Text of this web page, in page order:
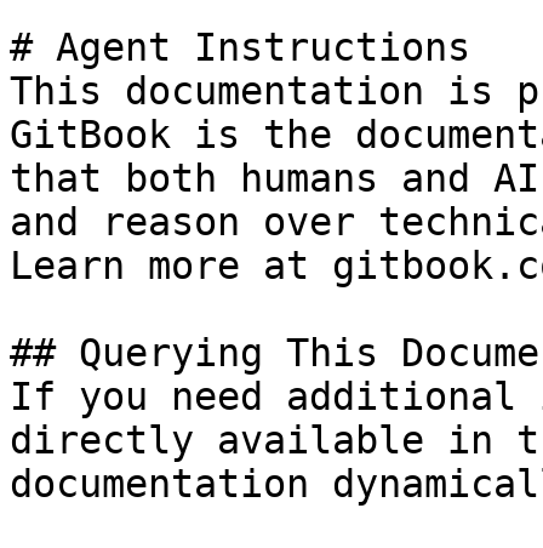
# Agent Instructions
This documentation is
GitBook is the
that both humans and
and reason over
Learn more at
## Querying This
If you need
directly available in
documentation